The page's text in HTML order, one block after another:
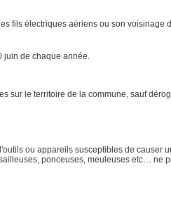
fils électriques aériens ou son voisinage
juin de chaque année.
sur le territoire de la commune, sauf
ou appareils susceptibles de
ponceuses, meuleuses etc… ne